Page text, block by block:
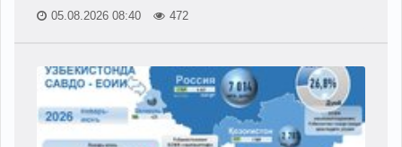
05.08.2026 08:40 472